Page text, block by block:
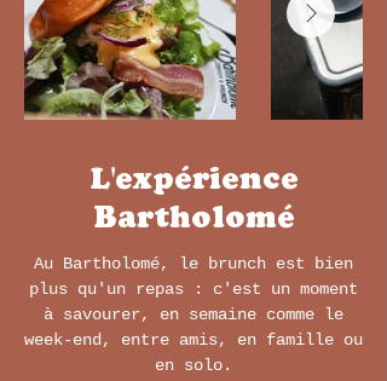
L'expérience
Bartholomé
Au Bartholomé, le brunch est bien
plus qu'un repas : c'est un moment
à savourer, en semaine comme le
week-end, entre amis, en famille ou
en solo.